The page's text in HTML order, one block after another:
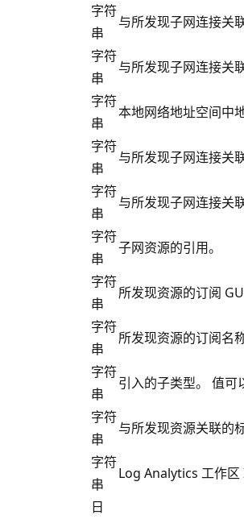
字符
串
与所发现子网连接关
字符
串
与所发现子网连接关
字符
串
本地网络地址空间中
字符
串
与所发现子网连接关
字符
串
与所发现子网连接关
字符
串
子网资源的引用。
字符
串
所发现资源的订阅
字符
串
所发现资源的订阅名
字符
串
引入的子类型。 值
字符
串
与所发现资源关联的
字符
串
Log Analytics 工作区
日